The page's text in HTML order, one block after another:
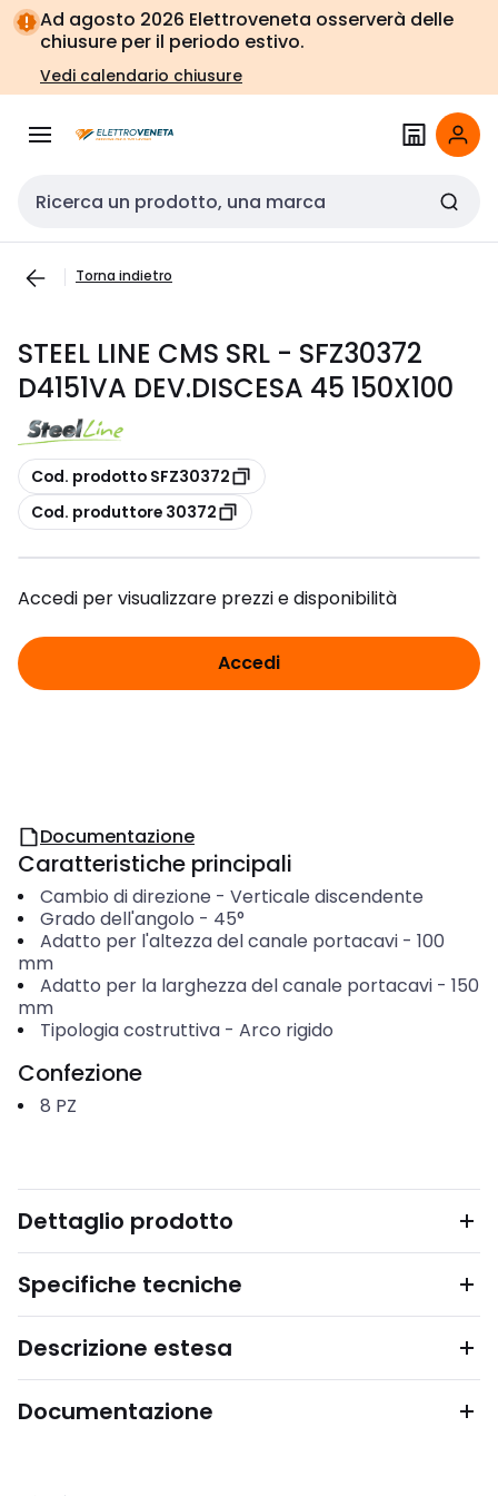
Vai alla
navigazione
Vai
alla
pagina
Ad agosto 2026 Elettroveneta osserverà delle
chiusure per il periodo estivo.
Vedi calendario chiusure
Cerca input
Torna indietro
STEEL LINE CMS SRL - SFZ30372
D4151VA DEV.DISCESA 45 150X100
copia
Cod. prodotto SFZ30372
copia
Cod. produttore 30372
Accedi per visualizzare prezzi e disponibilità
Accedi
Documentazione
Caratteristiche principali
Cambio di direzione - Verticale discendente
Grado dell'angolo - 45°
Adatto per l'altezza del canale portacavi- 100
mm
Adatto per la larghezza del canale portacavi- 150
mm
Tipologia costruttiva- Arco rigido
Confezione
8 PZ
Dettaglio prodotto
Specifiche tecniche
Descrizione estesa
Documentazione